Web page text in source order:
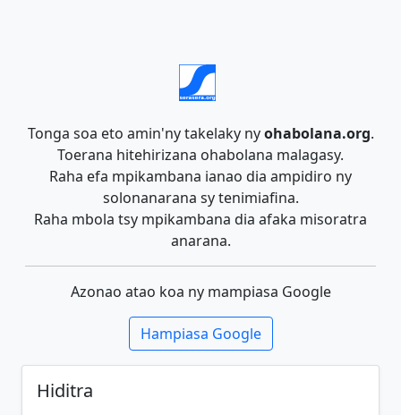
Tonga soa eto amin'ny takelaky nyohabolana.org.
Toerana hitehirizana ohabolana malagasy.
Raha efa mpikambana ianao dia ampidiro ny
solonanarana sy tenimiafina.
Raha mbola tsy mpikambana dia afaka misoratra
anarana.
Azonao atao koa ny mampiasa Google
Hampiasa Google
Hiditra